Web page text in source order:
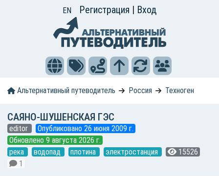
EN Регистрация | Вход
Альтернативный путеводитель Россия Техноген
САЯНО-ШУШЕНСКАЯ ГЭС
editor
Опубликовано 26 июня 2009 г.
Обновлено 9 августа 2026 г.
река
водопад плотина электростанция
15526
1